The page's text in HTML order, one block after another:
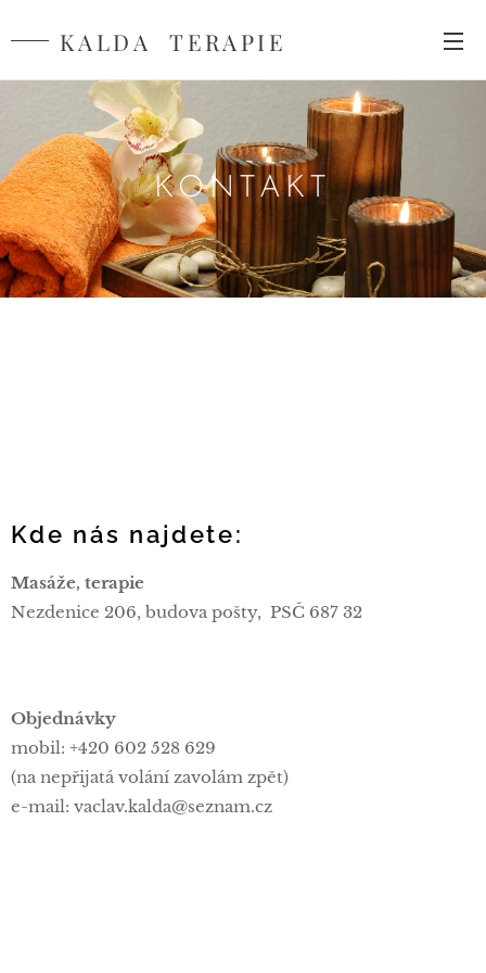
KALDA TERAPIE
KONTAKT
Kde nás najdete:
Masáže, terapie
Nezdenice 206, budova pošty, PSČ 687 32
Objednávky
mobil: +420 602 528 629
(na nepřijatá volání zavolám zpět)
e-mail: vaclav.kalda@seznam.cz